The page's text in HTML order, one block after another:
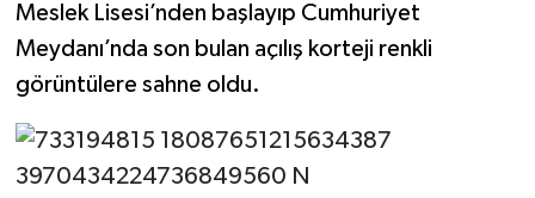
Meslek Lisesi’nden başlayıp Cumhuriyet
Meydanı’nda son bulan açılış korteji renkli
görüntülere sahne oldu.